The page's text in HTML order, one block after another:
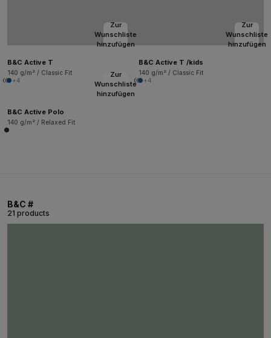
Zur
Wunschliste
hinzufügen
B&C Active T
140 g/m² / Classic Fit
+4
Zur
Wunschliste
hinzufügen
B&C Active T /kids
140 g/m² / Classic Fit
+4
Zur
Wunschliste
hinzufügen
B&C Active Polo
140 g/m² / Relaxed Fit
B&C #
21 products